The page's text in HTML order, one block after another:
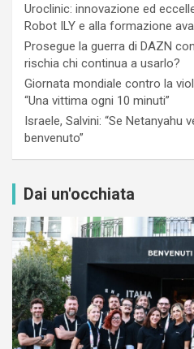
Uroclinic: innovazione ed
Robot ILY e alla formazione
Prosegue la guerra di DAZN
rischia chi continua a usarlo?
Giornata mondiale contro la
“Una vittima ogni 10 minuti”
Israele, Salvini: “Se Netanyahu
benvenuto”
Dai un'occhiata